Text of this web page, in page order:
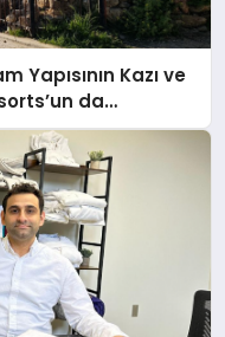
Yapısının Kazı ve
da